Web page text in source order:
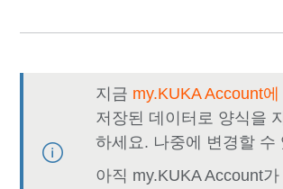
지금 my.KUKA Account
저장된 데이터로 양식을
하세요. 나중에 변경할 수
아직 my.KUKA Account